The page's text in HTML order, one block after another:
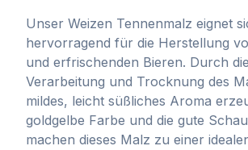
Unser Weizen Tennenmalz eignet
hervorragend für die Herstellung
und erfrischenden Bieren. Durch
Verarbeitung und Trocknung des
mildes, leicht süßliches Aroma
goldgelbe Farbe und die gute
machen dieses Malz zu einer